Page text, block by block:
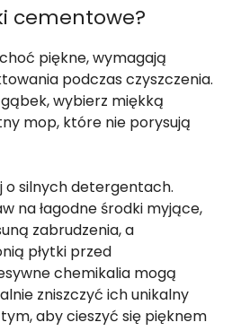
cementowe?
piękne, wymagają
podczas czyszczenia.
wybierz miękką
mop, które nie porysują
o silnych detergentach.
na łagodne środki myjące,
zabrudzenia, a
płytki przed
chemikalia mogą
zniszczyć ich unikalny
aby cieszyć się pięknem